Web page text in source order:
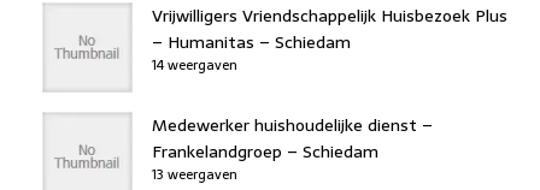
Vrijwilligers Vriendschappelijk Huisbezoek Plus
– Humanitas – Schiedam
14 weergaven
Medewerker huishoudelijke dienst –
Frankelandgroep – Schiedam
13 weergaven